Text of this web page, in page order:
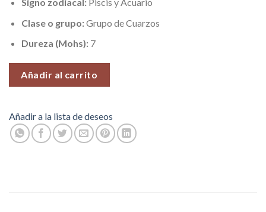
Clase o grupo:Grupo de Cuarzos
Dureza (Mohs): 7
Añadir al carrito
Añadir a la lista de deseos